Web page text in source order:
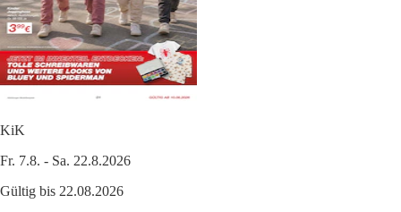
KiK
Fr. 7.8. - Sa. 22.8.2026
Gültig bis 22.08.2026